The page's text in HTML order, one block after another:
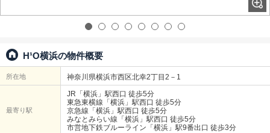
H¹O横浜の物件概要
所在地 神奈川県横浜市西区北幸2丁目2－1
最寄り駅
JR「横浜」駅西口 徒歩5分
東急東横線「横浜」駅西口 徒歩5分
京急線「横浜」駅西口 徒歩5分
みなとみらい線「横浜」駅西口 徒歩5分
市営地下鉄ブルーライン「横浜」駅9番出口 徒歩3分